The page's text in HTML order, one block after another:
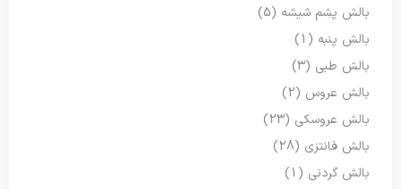
بالش پشم شیشه (5)
بالش پنبه (1)
بالش طبی (3)
بالش عروس (2)
بالش عروسکی (23)
بالش فانتزی (28)
بالش گردنی (1)